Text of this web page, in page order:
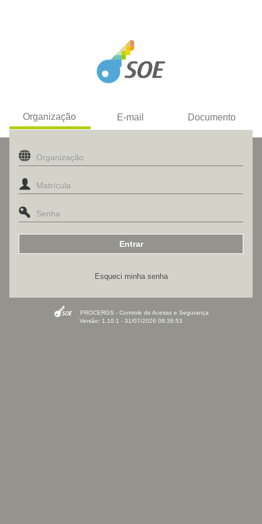
Organização E-mail Documento
Esqueci minha senha
PROCERGS - Controle de Acesso e Segurança
Versão: 1.10.1 - 31/07/2026 08:36:53